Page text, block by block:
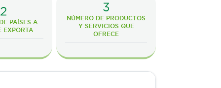
2
PAÍSES A
EXPORTA
3
NÚMERO DE PRODUCTOS
Y SERVICIOS QUE
OFRECE